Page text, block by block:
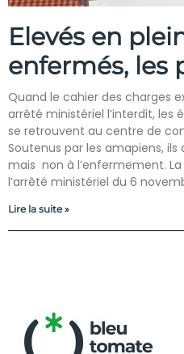
Elevés en
enfermés, les
Quand le cahier des charges
arrêté ministériel l’interdit, les
se retrouvent au centre de
Soutenus par les amapiens,
mais non à l’enfermement.
l’arrêté ministériel du 6
Lire la suite »